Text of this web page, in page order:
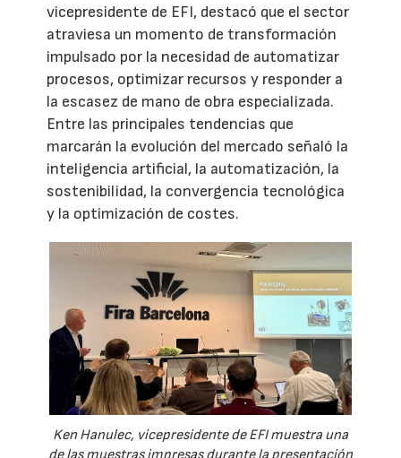
vicepresidente de EFI, destacó que el sector
atraviesa un momento de transformación
impulsado por la necesidad de automatizar
procesos, optimizar recursos y responder a
la escasez de mano de obra especializada.
Entre las principales tendencias que
marcarán la evolución del mercado señaló la
inteligencia artificial, la automatización, la
sostenibilidad, la convergencia tecnológica
y la optimización de costes.
Ken Hanulec, vicepresidente de EFI muestra una